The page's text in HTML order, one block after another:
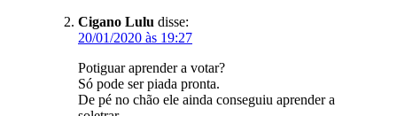
Cigano Lulu disse:
20/01/2020 às 19:27
Potiguar aprender a votar?
Só pode ser piada pronta.
De pé no chão ele ainda conseguiu aprender a